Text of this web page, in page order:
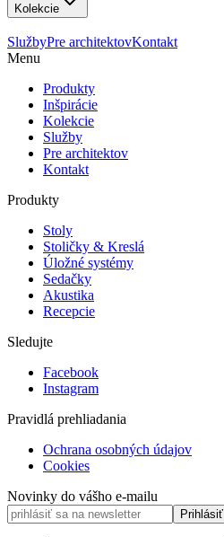
Kolekcie
SlužbyPre architektovKontakt
Menu
Produkty
Inšpirácie
Kolekcie
Služby
Pre architektov
Kontakt
Produkty
Stoly
Stoličky & Kreslá
Úložné systémy
Sedačky
Akustika
Recepcie
Sledujte
Facebook
Instagram
Pravidlá prehliadania
Ochrana osobných údajov
Cookies
Novinky do vášho e-mailu
Prihlásiť